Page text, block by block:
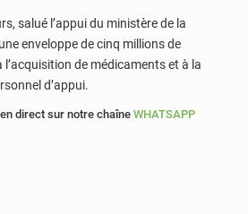
salué l’appui du ministère de la
enveloppe de cinq millions de
l’acquisition de médicaments et à la
d’appui.
direct sur notre chaîne WHATSAPP